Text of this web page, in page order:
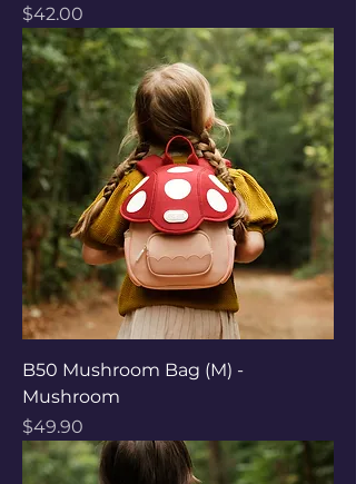
Price
$42.00
B50 Mushroom Bag (M) -
Mushroom
Price
$49.90